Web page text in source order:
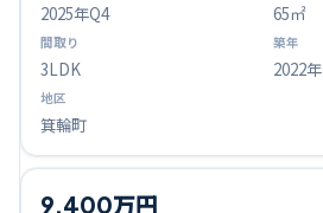
2025年Q4 65㎡
3LDK 2022年
箕輪町
9,400万円